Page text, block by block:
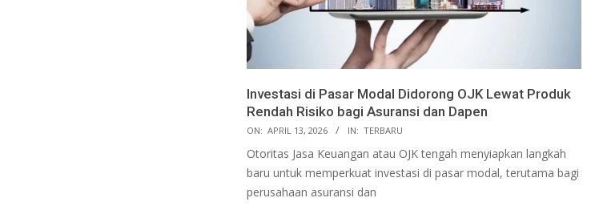
Investasi di Pasar Modal Didorong OJK Lewat Produk
Rendah Risiko bagi Asuransi dan Dapen
ON: APRIL 13, 2026 IN: TERBARU
Otoritas Jasa Keuangan atau OJK tengah menyiapkan langkah
baru untuk memperkuat investasi di pasar modal, terutama bagi
perusahaan asuransi dan